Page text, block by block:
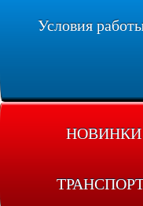
Условия
НОВИНКИ